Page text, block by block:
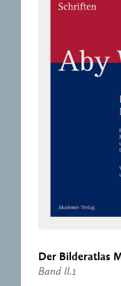
Der Bilderatlas
Band II.1